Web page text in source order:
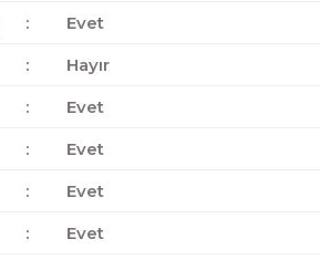
:
Evet
:
Hayır
:
Evet
:
Evet
:
Evet
:
Evet